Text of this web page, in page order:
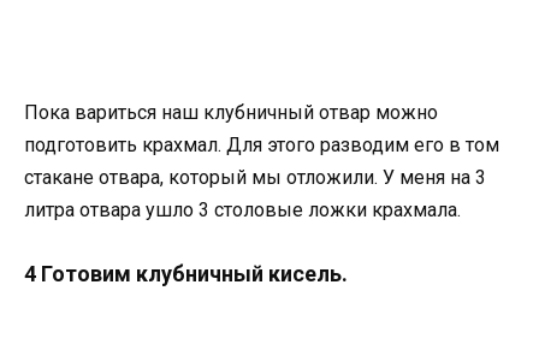
Пока вариться наш клубничный отвар можно
подготовить крахмал. Для этого разводим его в том
стакане отвара, который мы отложили. У меня на 3
литра отвара ушло 3 столовые ложки крахмала.
4 Готовим клубничный кисель.